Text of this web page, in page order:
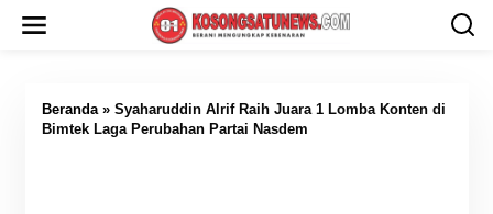
Beranda» Syaharuddin Alrif Raih Juara 1 Lomba Konten di
Bimtek Laga Perubahan Partai Nasdem